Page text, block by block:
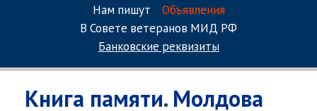
Нам пишут
Объявления
В Совете ветеранов МИД РФ
Банковские реквизиты
Книга памяти. Молдова